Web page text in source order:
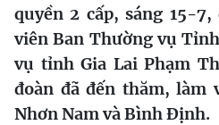
quyền 2 cấp, sáng 15-7,
viên Ban Thường vụ
vụ tỉnh Gia Lai Phạm
đoàn đã đến thăm, làm
Nhơn Nam và Bình Định.